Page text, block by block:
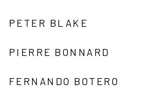
PETER BLAKE
PIERRE BONNARD
FERNANDO BOTERO